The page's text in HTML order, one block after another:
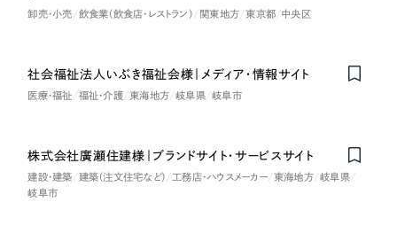
卸売・小売 飲食業（飲食店・レストラン） 関東地方 東京都 中央区
社会福祉法人いぶき福祉会様｜メディア・情報サイト
医療・福祉 福祉・介護 東海地方 岐阜県 岐阜市
株式会社廣瀬住建様｜ブランドサイト・サービスサイト
建設・建築 建築（注文住宅など） 工務店・ハウスメーカー 東海地方
岐阜県
岐阜市